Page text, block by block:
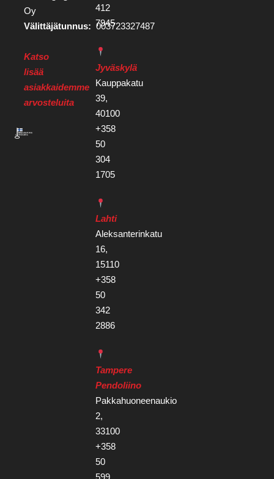
Oy
Välittäjätunnus: 003723327487
Katso
lisää
asiakkaidemme
arvosteluita
412
7945
Jyväskylä
Kauppakatu
39,
40100
+358
50
304
1705
Lahti
Aleksanterinkatu
16,
15110
+358
50
342
2886
Tampere
Pendoliino
Pakkahuoneenaukio
2,
33100
+358
50
599